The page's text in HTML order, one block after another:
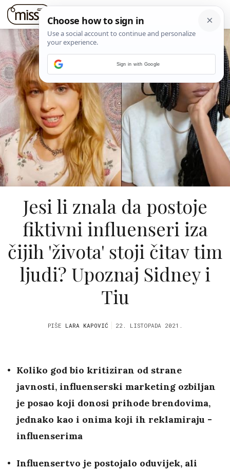
Jesi li znala da postoje
fiktivni influenseri iza
čijih 'života' stoji čitav tim
ljudi? Upoznaj Sidney i
Tiu
PIŠE LARA KAPOVIĆ 22. LISTOPADA 2021.
Koliko god bio kritiziran od strane
javnosti, influenserski marketing ozbiljan
je posao koji donosi prihode brendovima,
jednako kao i onima koji ih reklamiraju -
influenserima
Influensertvo je postojalo oduvijek, ali
Sign in with Google